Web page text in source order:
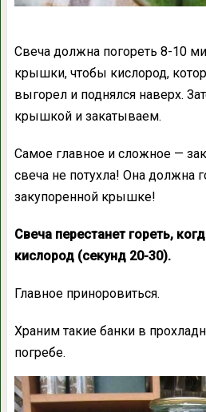
Свеча должна погореть 8-10
крышки, чтобы кислород,
выгорел и поднялся наверх.
крышкой и закатываем.
Самое главное и сложное —
свеча не потухла! Она должна
закупоренной крышке!
Свеча перестанет гореть,
кислород (секунд 20-30).
Главное приноровиться.
Храним такие банки в
погребе.